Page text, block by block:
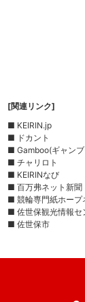
[関連リンク]
■ KEIRIN.jp
■ ドカント
■ Gamboo(ギャン
■ チャリロト
■ KEIRINなび
■ 百万弗ネット新聞
■ 競輪専門紙ホープ
■ 佐世保観光情報セ
■ 佐世保市